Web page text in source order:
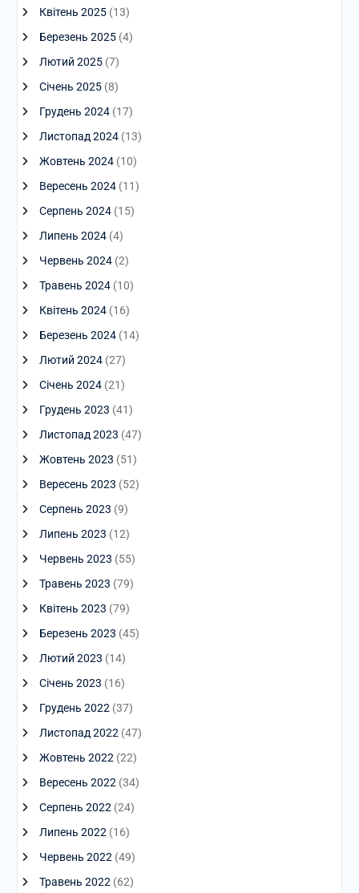
Квітень 2025(13)
Березень 2025(4)
Лютий 2025(7)
Січень 2025(8)
Грудень 2024(17)
Листопад 2024(13)
Жовтень 2024(10)
Вересень 2024(11)
Серпень 2024(15)
Липень 2024(4)
Червень 2024(2)
Травень 2024(10)
Квітень 2024(16)
Березень 2024(14)
Лютий 2024(27)
Січень 2024(21)
Грудень 2023 (41)
Листопад 2023 (47)
Жовтень 2023 (51)
Вересень 2023 (52)
Серпень 2023 (9)
Липень 2023 (12)
Червень 2023 (55)
Травень 2023 (79)
Квітень 2023 (79)
Березень 2023 (45)
Лютий 2023 (14)
Січень 2023 (16)
Грудень 2022(37)
Листопад 2022(47)
Жовтень 2022(22)
Вересень 2022(34)
Серпень 2022(24)
Липень 2022(16)
Червень 2022(49)
Травень 2022(62)